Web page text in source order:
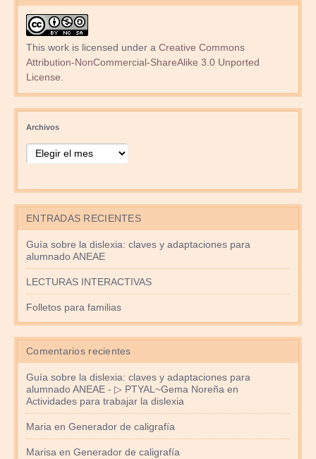
This work is licensed under a Creative Commons
Attribution-NonCommercial-ShareAlike 3.0 Unported
License
Archivos
ENTRADAS RECIENTES
Guía sobre la dislexia: claves y adaptaciones para
alumnado ANEAE
LECTURAS INTERACTIVAS
Folletos para familias
Comentarios recientes
Guía sobre la dislexia: claves y adaptaciones para
alumnado ANEAE - ▷ PTYAL~Gema Noreña en
Actividades para trabajar la dislexia
Maria en Generador de caligrafía
Marisa en Generador de caligrafía